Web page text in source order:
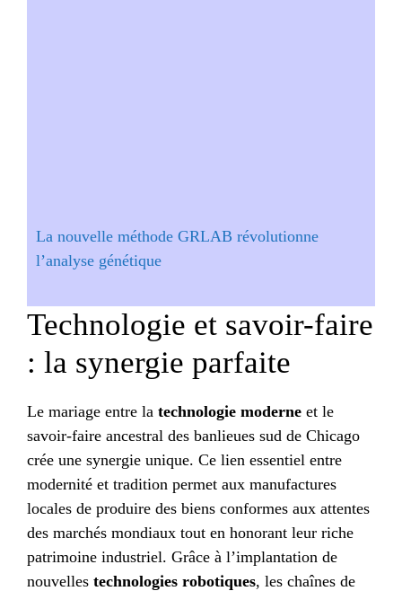
La nouvelle méthode GRLAB révolutionne
l’analyse génétique
Technologie et savoir-faire
: la synergie parfaite
Le mariage entre la technologie moderne et le
savoir-faire ancestral des banlieues sud de Chicago
crée une synergie unique. Ce lien essentiel entre
modernité et tradition permet aux manufactures
locales de produire des biens conformes aux attentes
des marchés mondiaux tout en honorant leur riche
patrimoine industriel. Grâce à l’implantation de
nouvelles technologies robotiques, les chaînes de